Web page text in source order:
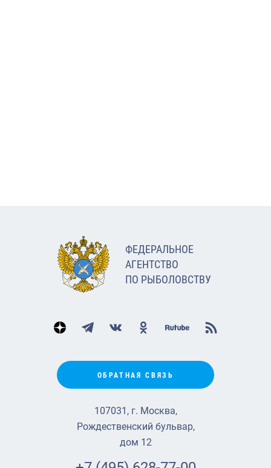
ФЕДЕРАЛЬНОЕ
АГЕНТСТВО
ПО РЫБОЛОВСТВУ
ОБРАТНАЯ СВЯЗЬ
107031, г. Москва,
Рождественский бульвар,
дом 12